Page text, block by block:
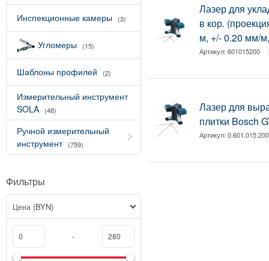
Инспекционные камеры (3)
Угломеры (15)
Шаблоны профилей (2)
Измерительный инструмент
SOLA
(48)
Ручной измерительный
инструмент (759)
Фильтры
Цена (BYN)
-
Лазер для
в кор.
м, +/- 0.20 мм/
Артикул:601015200
Лазер для
плитки Bosch
Артикул:0.601.015.200